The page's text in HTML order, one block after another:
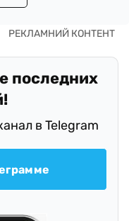
последних
в Telegram